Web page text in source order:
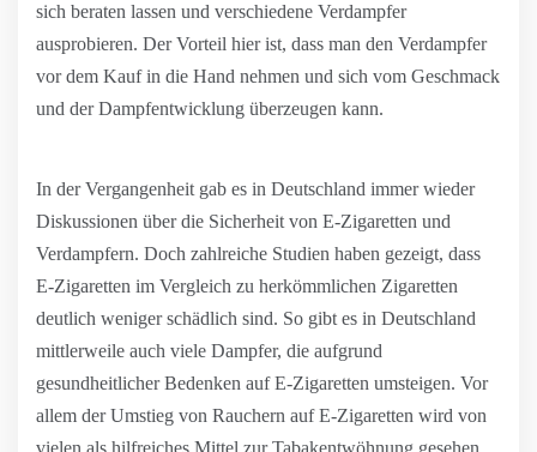
sich beraten lassen und verschiedene Verdampfer
ausprobieren. Der Vorteil hier ist, dass man den Verdampfer
vor dem Kauf in die Hand nehmen und sich vom Geschmack
und der Dampfentwicklung überzeugen kann.
In der Vergangenheit gab es in Deutschland immer wieder
Diskussionen über die Sicherheit von E-Zigaretten und
Verdampfern. Doch zahlreiche Studien haben gezeigt, dass
E-Zigaretten im Vergleich zu herkömmlichen Zigaretten
deutlich weniger schädlich sind. So gibt es in Deutschland
mittlerweile auch viele Dampfer, die aufgrund
gesundheitlicher Bedenken auf E-Zigaretten umsteigen. Vor
allem der Umstieg von Rauchern auf E-Zigaretten wird von
vielen als hilfreiches Mittel zur Tabakentwöhnung gesehen.